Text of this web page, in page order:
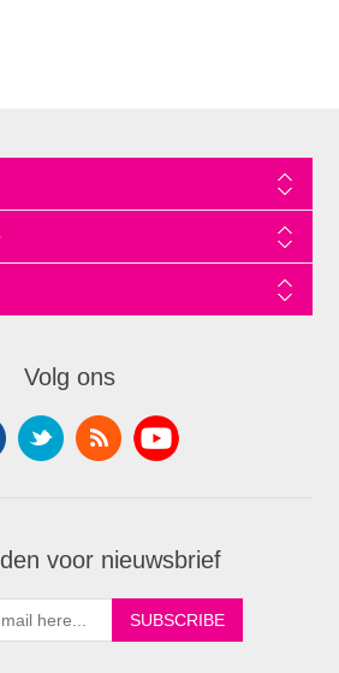
Volg ons
voor nieuwsbrief